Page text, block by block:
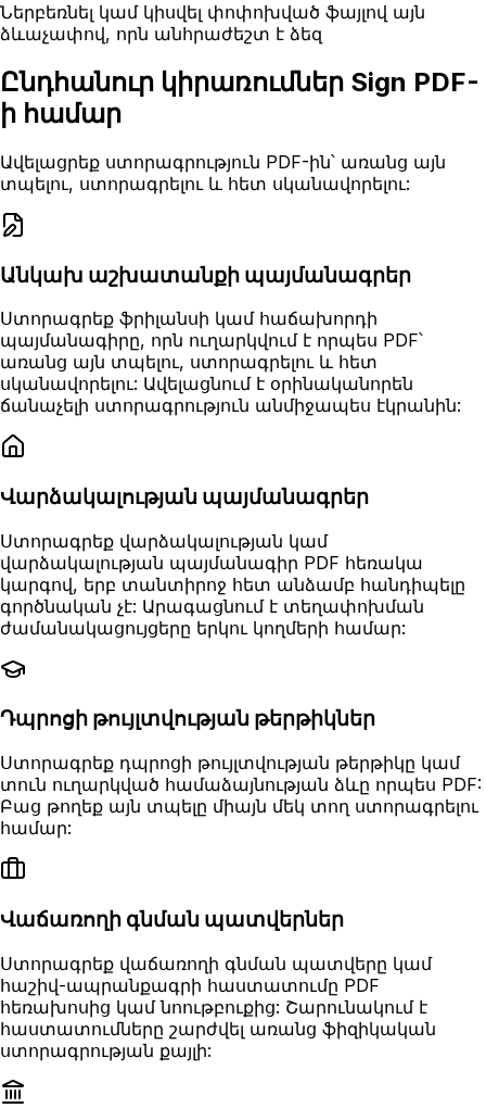
Ներբեռնել կամ կիսվել փոփոխված ֆայլով այն
ձևաչափով, որն անհրաժեշտ է ձեզ
Ընդհանուր կիրառումներ Sign PDF-
ի համար
Ավելացրեք ստորագրություն PDF-ին՝ առանց այն
տպելու, ստորագրելու և հետ սկանավորելու:
Անկախ աշխատանքի պայմանագրեր
Ստորագրեք ֆրիլանսի կամ հաճախորդի
պայմանագիրը, որն ուղարկվում է որպես PDF՝
առանց այն տպելու, ստորագրելու և հետ
սկանավորելու: Ավելացնում է օրինականորեն
ճանաչելի ստորագրություն անմիջապես էկրանին:
Վարձակալության պայմանագրեր
Ստորագրեք վարձակալության կամ
վարձակալության պայմանագիր PDF հեռակա
կարգով, երբ տանտիրոջ հետ անձամբ հանդիպելը
գործնական չէ: Արագացնում է տեղափոխման
ժամանակացույցերը երկու կողմերի համար:
Դպրոցի թույլտվության թերթիկներ
Ստորագրեք դպրոցի թույլտվության թերթիկը կամ
տուն ուղարկված համաձայնության ձևը որպես PDF:
Բաց թողեք այն տպելը միայն մեկ տող ստորագրելու
համար:
Վաճառողի գնման պատվերներ
Ստորագրեք վաճառողի գնման պատվերը կամ
հաշիվ-ապրանքագրի հաստատումը PDF
հեռախոսից կամ նոութբուքից: Շարունակում է
հաստատումները շարժվել առանց ֆիզիկական
ստորագրության քայլի: